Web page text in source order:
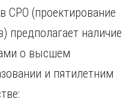
СРО (проектирование
предполагает наличие
о высшем
и пятилетним